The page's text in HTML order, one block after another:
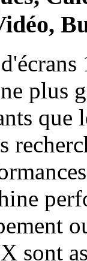
plus
que
sont